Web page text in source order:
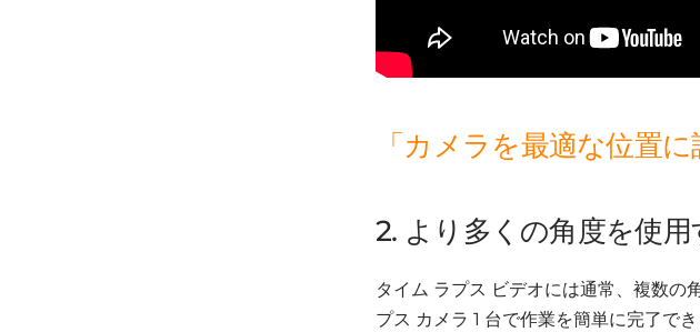
「カメラを最適な位置に
2. より多くの角度を使用
タイム ラプス ビデオには通常、複数の
プス カメラ 1 台で作業を簡単に完了で